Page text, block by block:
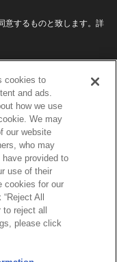
意するものと致します。詳
Sell or Share My
Information
ャルメディアポリシー
い合わせ
cookies to
and ads.
how we use
We may
our website
who may
provided to
use of their
cookies for our
All
reject all
please click